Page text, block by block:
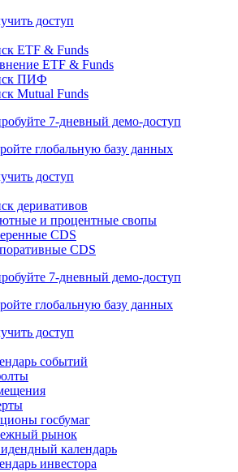
доступ
ETF & Funds
ETF & Funds
ПИФ
Mutual Funds
7-дневный демо-доступ
глобальную базу данных
доступ
деривативов
и процентные свопы
CDS
CDS
7-дневный демо-доступ
глобальную базу данных
доступ
событий
госбумаг
рынок
календарь
инвестора